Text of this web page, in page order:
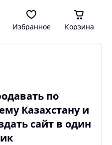
Избранное Корзина
по
Казахстану и
сайтв один